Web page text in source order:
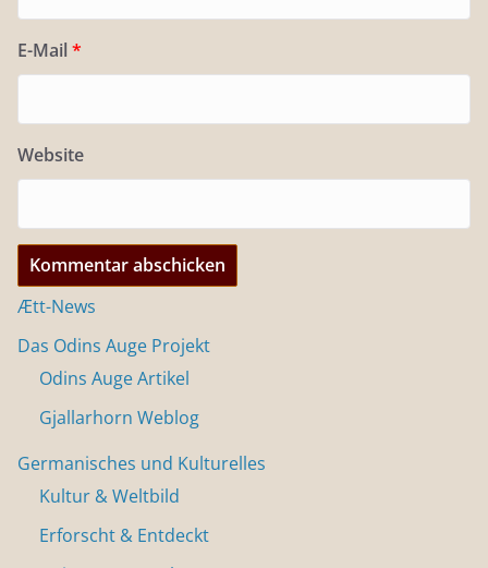
E-Mail *
Website
Ætt-News
Das Odins Auge Projekt
Odins Auge Artikel
Gjallarhorn Weblog
Germanisches und Kulturelles
Kultur & Weltbild
Erforscht & Entdeckt